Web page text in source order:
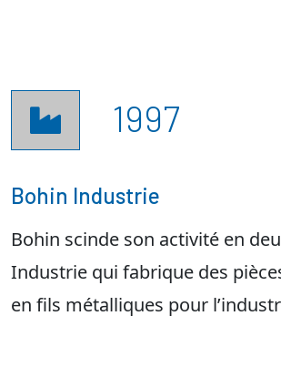
 1997
Bohin Industrie
Bohin scinde son activité en
Industrie qui fabrique des
en fils métalliques pour